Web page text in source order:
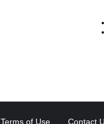
Terms of Use Contact